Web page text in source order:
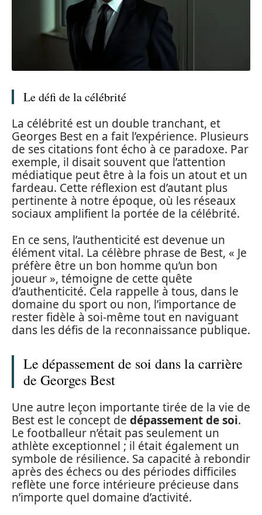
Le défi de la célébrité
La célébrité est un double tranchant, et
Georges Best en a fait l’expérience. Plusieurs
de ses citations font écho à ce paradoxe. Par
exemple, il disait souvent que l’attention
médiatique peut être à la fois un atout et un
fardeau. Cette réflexion est d’autant plus
pertinente à notre époque, où les réseaux
sociaux amplifient la portée de la célébrité.
En ce sens, l’authenticité est devenue un
élément vital. La célèbre phrase de Best, « Je
préfère être un bon homme qu’un bon
joueur », témoigne de cette quête
d’authenticité. Cela rappelle à tous, dans le
domaine du sport ou non, l’importance de
rester fidèle à soi-même tout en naviguant
dans les défis de la reconnaissance publique.
Le dépassement de soi dans la carrière
de Georges Best
Une autre leçon importante tirée de la vie de
Best est le concept de dépassement de soi.
Le footballeur n’était pas seulement un
athlète exceptionnel ; il était également un
symbole de résilience. Sa capacité à rebondir
après des échecs ou des périodes difficiles
reflète une force intérieure précieuse dans
n’importe quel domaine d’activité.